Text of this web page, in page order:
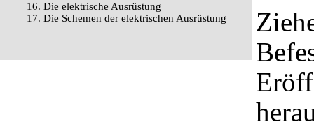
16. Die elektrische Ausrüstung
17. Die Schemen der elektrischen Ausrüstung